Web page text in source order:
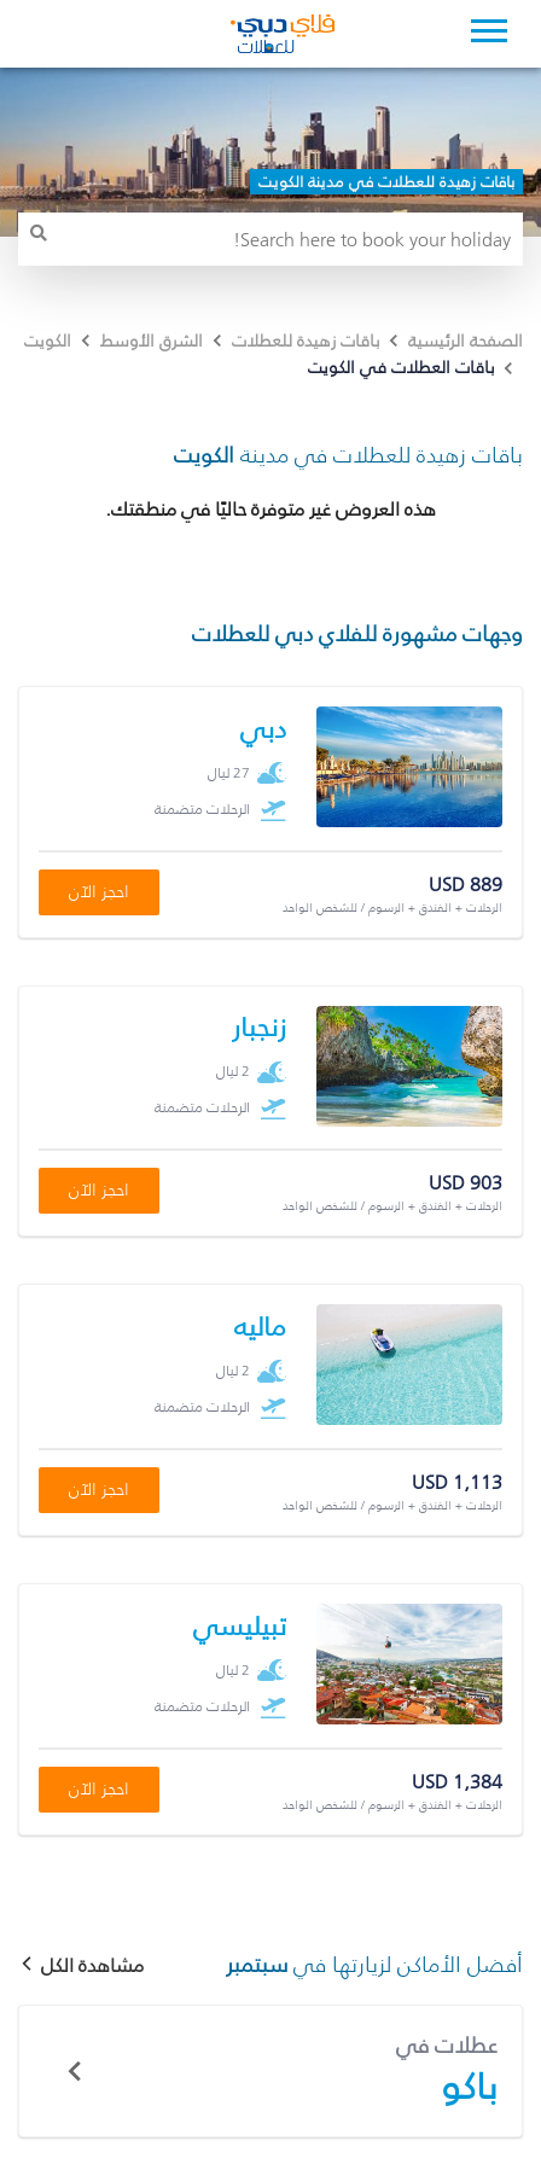
باقات زهيدة للعطلات في مدينة الكويت
الصفحة الرئيسية باقات زهيدة للعطلات الشرق الأوسط
الكويت
باقات العطلات في الكويت
باقات زهيدة للعطلات في مدينة الكويت
هذه العروض غير متوفرة حاليًا في منطقتك.
وجهات مشهورة للفلاي دبي للعطلات
دبي
27 ليال
الرحلات متضمنة
USD 889
الرحلات + الفندق + الرسوم / للشخص الواحد
احجز الآن
زنجبار
2 ليال
الرحلات متضمنة
USD 903
الرحلات + الفندق + الرسوم / للشخص الواحد
احجز الآن
ماليه
2 ليال
الرحلات متضمنة
USD 1,113
الرحلات + الفندق + الرسوم / للشخص الواحد
احجز الآن
تبيليسي
2 ليال
الرحلات متضمنة
USD 1,384
الرحلات + الفندق + الرسوم / للشخص الواحد
احجز الآن
أفضل الأماكن لزيارتها فيسبتمبر مشاهدة الكل
عطلات في
باكو